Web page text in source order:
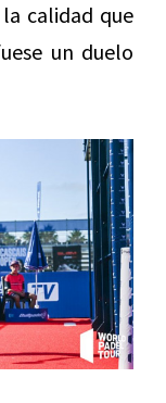
calidad que
un duelo